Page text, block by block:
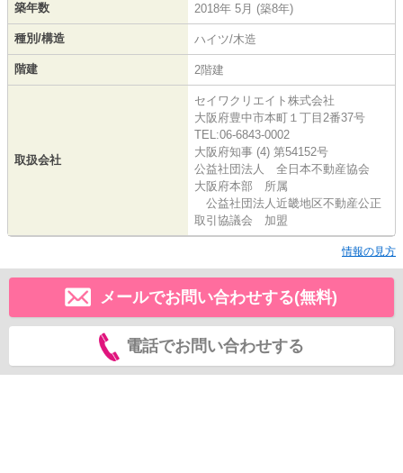
築年数 2018年 5月 (築8年)
種別/構造 ハイツ/木造
階建 2階建
取扱会社
セイワクリエイト株式会社
大阪府豊中市本町１丁目2番37号
TEL:06-6843-0002
大阪府知事 (4) 第54152号
公益社団法人 全日本不動産協会
大阪府本部 所属
公益社団法人近畿地区不動産公正
取引協議会 加盟
情報の見方
メールでお問い合わせする(無料)
電話でお問い合わせする